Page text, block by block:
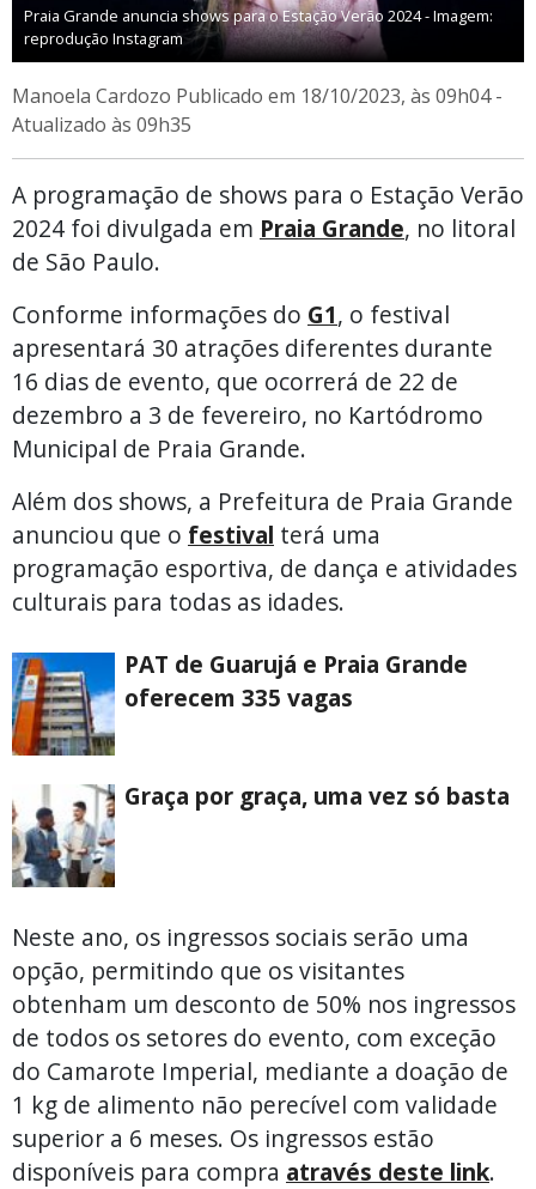
Praia Grande anuncia shows para o Estação Verão 2024 - Imagem:
reprodução Instagram
Manoela Cardozo Publicado em 18/10/2023, às 09h04 -
Atualizado às 09h35
A programação de shows para o Estação Verão
2024 foi divulgada em Praia Grande, no litoral
de São Paulo.
Conforme informações do G1, o festival
apresentará 30 atrações diferentes durante
16 dias de evento, que ocorrerá de 22 de
dezembro a 3 de fevereiro, no Kartódromo
Municipal de Praia Grande.
Além dos shows, a Prefeitura de Praia Grande
anunciou que o festival terá uma
programação esportiva, de dança e atividades
culturais para todas as idades.
PAT de Guarujá e Praia Grande
oferecem 335 vagas
Graça por graça, uma vez só basta
Neste ano, os ingressos sociais serão uma
opção, permitindo que os visitantes
obtenham um desconto de 50% nos ingressos
de todos os setores do evento, com exceção
do Camarote Imperial, mediante a doação de
1 kg de alimento não perecível com validade
superior a 6 meses. Os ingressos estão
disponíveis para compra através deste link.